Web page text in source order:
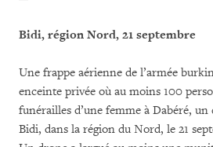
Bidi, région Nord, 21 septembre
Une frappe aérienne de l’armée
enceinte privée où au moins 100
funérailles d’une femme à Dabéré,
Bidi, dans la région du Nord, le 21